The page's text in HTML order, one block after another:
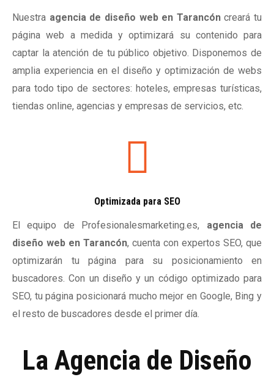
Nuestra agencia de diseño web en Tarancóncreará tu
página web a medida y optimizará su contenido para
captar la atención de tu público objetivo. Disponemos de
amplia experiencia en el diseño y optimización de webs
para todo tipo de sectores: hoteles, empresas turísticas,
tiendas online, agencias y empresas de servicios, etc.
Optimizada para SEO
El equipo de Profesionalesmarketing.es, agencia de
diseño web en Tarancón, cuenta con expertos SEO, que
optimizarán tu página para su posicionamiento en
buscadores. Con un diseño y un código optimizado para
SEO, tu página posicionará mucho mejor en Google, Bing y
el resto de buscadores desde el primer día.
La Agencia de Diseño